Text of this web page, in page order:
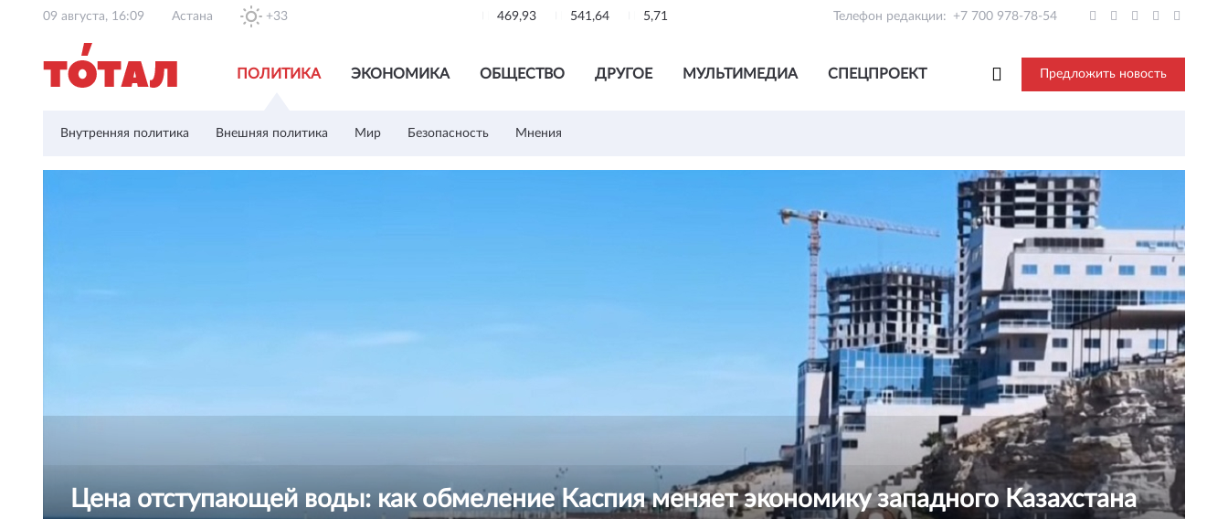
09 августа, 16:09 Астана +33 469,93 541,64 5,71 Телефон редакции: +7 700 978-78-54
ПОЛИТИКА ЭКОНОМИКА ОБЩЕСТВО ДРУГОЕ МУЛЬТИМЕДИА СПЕЦПРОЕКТ Предложить новость
Внутренняя политика Внешняя политика Мир Безопасность Мнения
Цена отступающей воды: как обмеление Каспия меняет экономику западного Казахстана